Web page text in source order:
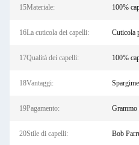
15Materiale: 100%
16La cuticola dei capelli: Cuticola
17Qualità dei capelli: 100%
18Vantaggi:
19Pagamento: Grammo
20Stile di capelli: Bob